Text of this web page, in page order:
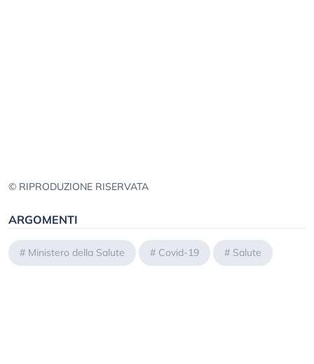
© RIPRODUZIONE RISERVATA
ARGOMENTI
# Ministero della Salute # Covid-19 # Salute